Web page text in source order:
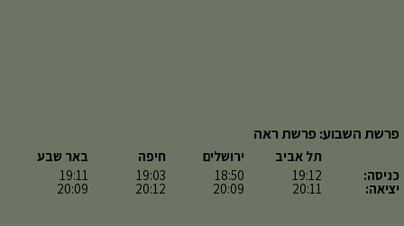
פרשת השבוע: פרשת ראה
כניסה:
יציאה:
תל אביב
19:12
20:11
ירושלים
18:50
20:09
חיפה
19:03
20:12
באר שבע
19:11
20:09